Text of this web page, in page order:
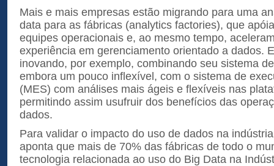
Mais e mais empresas estão migrando para uma
data para as fábricas (analytics factories), que
equipes operacionais e, ao mesmo tempo,
experiência em gerenciamento orientado a dados.
inovando, por exemplo, combinando seu sistema
embora um pouco inflexível, com o sistema de
(MES) com análises mais ágeis e flexíveis nas
permitindo assim usufruir dos benefícios das
dados.
Para validar o impacto do uso de dados na
aponta que mais de 70% das fábricas de todo o
tecnologia relacionada ao uso do Big Data na